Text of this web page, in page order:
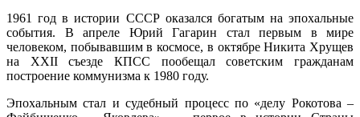
1961 год в истории СССР оказался богатым на эпохальные
события. В апреле Юрий Гагарин стал первым в мире
человеком, побывавшим в космосе, в октябре Никита Хрущев
на XXII съезде КПСС пообещал советским гражданам
построение коммунизма к 1980 году.
Эпохальным стал и судебный процесс по «делу Рокотова –